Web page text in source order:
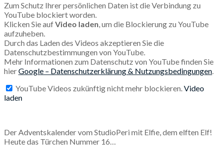
Zum Schutz Ihrer persönlichen Daten ist die Verbindung zu
YouTube blockiert worden.
Klicken Sie aufVideo laden, um die Blockierung zu YouTube
aufzuheben.
Durch das Laden des Videos akzeptieren Sie die
Datenschutzbestimmungen von YouTube.
Mehr Informationen zum Datenschutz von YouTube finden Sie
hierGoogle – Datenschutzerklärung & Nutzungsbedingungen.
YouTube Videos zukünftig nicht mehr blockieren.Video
laden
Der Adventskalender vom StudioPeri mit Elfie, dem elften Elf!
Heute das Türchen Nummer 16…